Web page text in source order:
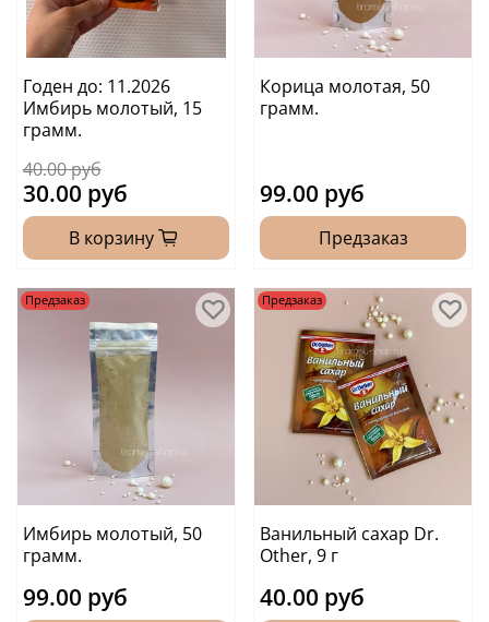
Годен до: 11.2026
Имбирь молотый, 15
грамм.
40.00 руб
30.00 руб
В корзину
Корица молотая, 50
грамм.
99.00 руб
Предзаказ
Предзаказ
Имбирь молотый, 50
грамм.
99.00 руб
Предзаказ
Ванильный сахар Dr.
Other, 9 г
40.00 руб